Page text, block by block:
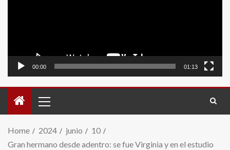
00:00 01:13
Home 2024 junio
10
Gran hermano desde adentro: se fue Virginia y en el estudio